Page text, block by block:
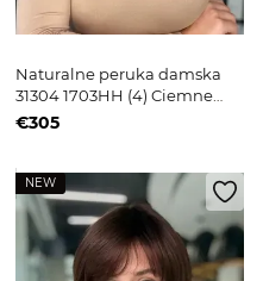
Naturalne peruka damska
31304 1703HH (4) Ciemne
krótkie włosy
€305
NEW